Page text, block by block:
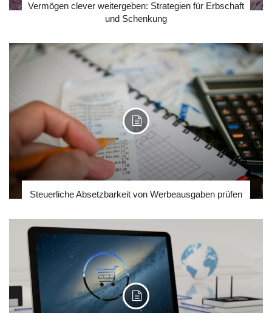
Vermögen clever weitergeben: Strategien für Erbschaft
und Schenkung
Steuerliche Absetzbarkeit von Werbeausgaben prüfen